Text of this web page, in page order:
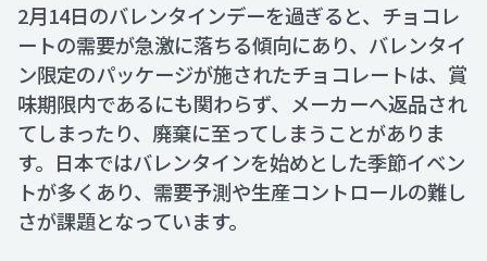
2月14日のバレンタインデーを過ぎると、チョコレ
ートの需要が急激に落ちる傾向にあり、バレンタイ
ン限定のパッケージが施されたチョコレートは、賞
味期限内であるにも関わらず、メーカーへ返品され
てしまったり、廃棄に至ってしまうことがありま
す。日本ではバレンタインを始めとした季節イベン
トが多くあり、需要予測や生産コントロールの難し
さが課題となっています。